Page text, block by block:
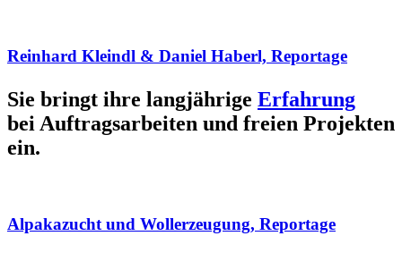
Reinhard Kleindl & Daniel Haberl, Reportage
Sie bringt ihre langjährige Erfahrung
bei Auftragsarbeiten und freien Projekten
ein.
Alpakazucht und Wollerzeugung, Reportage